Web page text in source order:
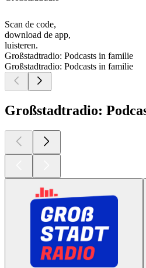
Scan de code,
download de app,
luisteren.
Großstadtradio: Podcasts in familie
Großstadtradio: Podcasts in familie
Großstadtradio: